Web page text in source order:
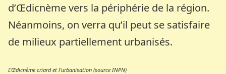
d’Œdicnème vers la périphérie de la région.
Néanmoins, on verra qu’il peut se satisfaire
de milieux partiellement urbanisés.
L’Œdicnème criard et l’urbanisation (source INPN)